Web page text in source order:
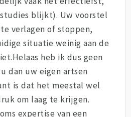
blijkt). Uw voorstel
verlagen of stoppen,
situatie weinig aan de
heb ik dus geen
dan uw eigen artsen
is dat het meestal wel
om laag te krijgen.
expertise van een